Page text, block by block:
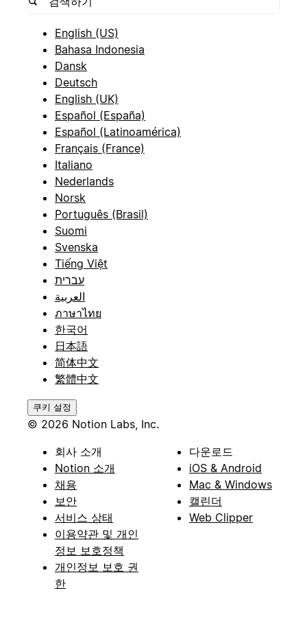
English (US)
Bahasa Indonesia
Dansk
Deutsch
English (UK)
Español (España)
Español (Latinoamérica)
Français (France)
Italiano
Nederlands
Norsk
Português (Brasil)
Suomi
Svenska
Tiếng Việt
עברית
العربية
ภาษาไทย
한국어
日本語
简体中文
繁體中文
쿠키 설정
© 2026 Notion Labs, Inc.
회사 소개
Notion 소개
채용
보안
서비스 상태
이용약관 및 개인
정보 보호정책
개인정보 보호 권
한
다운로드
iOS & Android
Mac & Windows
캘린더
Web Clipper